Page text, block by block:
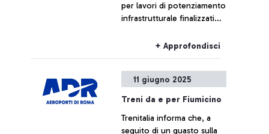
è stata immediatamente
messa in sicurezza e alcuni
dall’area e informati
dell'accaduto.
per lavori di potenziamento
infrastrutturale finalizzati
nuova fermata Pigneto, i
treni da e per l’aeroporto di
Fiumicino potranno subire
variazioni di numerazione,
limitazioni di percorso o
cancellazioni
+ Approfondisci
11 giugno 2025
Treni da e per Fiumicino
Trenitalia informa che, a
seguito di un guasto sulla